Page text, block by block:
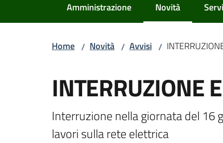
Amministrazione Novità
Menu selezionato
Home / Novità / Avvisi /
INTERRUZIONE
Interruzione nella giornata del 16
lavori sulla rete elettrica